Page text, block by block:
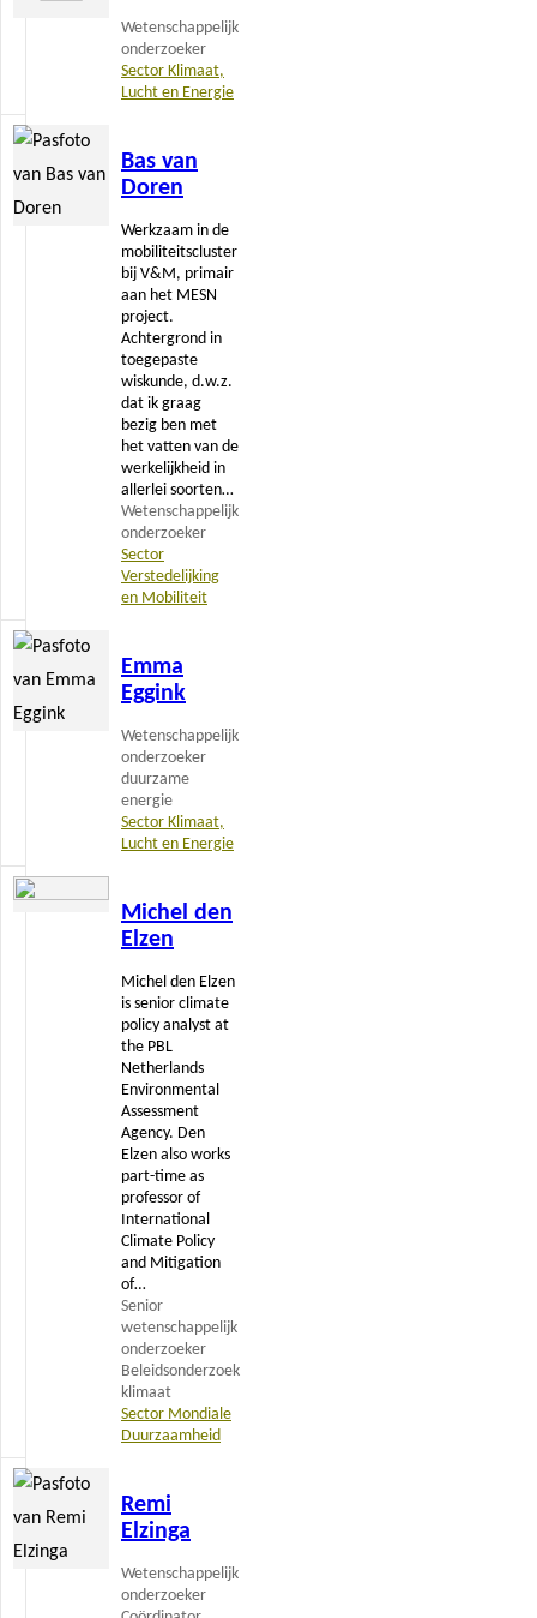
Wetenschappelijk
onderzoeker
Sector Klimaat,
Lucht en Energie
Bas van
Doren
Werkzaam in de
mobiliteitscluster
bij V&M, primair
aan het MESN
project.
Achtergrond in
toegepaste
wiskunde, d.w.z.
dat ik graag
bezig ben met
het vatten van de
werkelijkheid in
allerlei soorten…
Wetenschappelijk
onderzoeker
Sector
Verstedelijking
en Mobiliteit
Lees
meer
Emma
Eggink
Wetenschappelijk
onderzoeker
duurzame
energie
Sector Klimaat,
Lucht en Energie
Lees
meer
Michel den
Elzen
Michel den Elzen
is senior climate
policy analyst at
the PBL
Netherlands
Environmental
Assessment
Agency. Den
Elzen also works
part-time as
professor of
International
Climate Policy
and Mitigation
of…
Senior
wetenschappelijk
onderzoeker
Beleidsonderzoek
klimaat
Sector Mondiale
Duurzaamheid
Lees
Remi
Elzinga
Wetenschappelijk
onderzoeker
Lees
meer